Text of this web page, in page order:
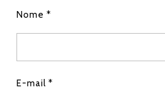
Nome *
E-mail *